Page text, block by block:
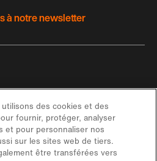
à notre newsletter
des cookies et des
fournir, protéger, analyser
et pour personnaliser nos
sur les sites web de tiers.
être transférées vers